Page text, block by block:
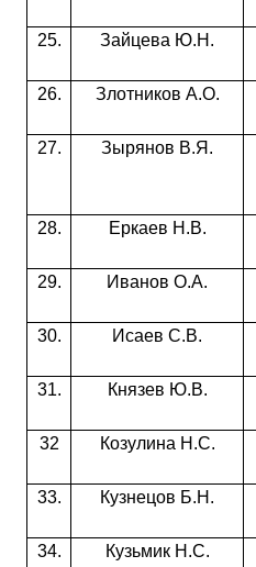
25.
Зайцева Ю.Н.
26.
Злотников А.О.
27.
Зырянов В.Я.
28.
Еркаев Н.В.
29.
Иванов О.А.
30.
Исаев С.В.
31.
Князев Ю.В.
32
Козулина Н.С.
33.
Кузнецов Б.Н.
34.
Кузьмик Н.С.